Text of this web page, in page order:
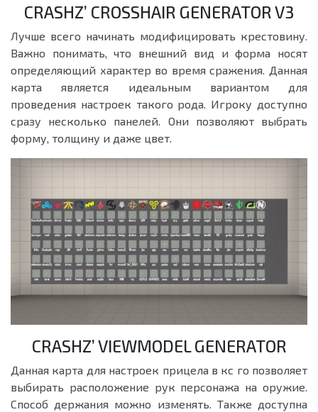
CRASHZ’ CROSSHAIR GENERATOR V3
Лучше всего начинать модифицировать крестовину.
Важно понимать, что внешний вид и форма носят
определяющий характер во время сражения. Данная
карта является идеальным вариантом для
проведения настроек такого рода. Игроку доступно
сразу несколько панелей. Они позволяют выбрать
форму, толщину и даже цвет.
CRASHZ’ VIEWMODEL GENERATOR
Данная карта для настроек прицела в кс го позволяет
выбирать расположение рук персонажа на оружие.
Способ держания можно изменять. Также доступна